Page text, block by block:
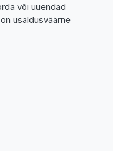
või uuendad
usaldusväärne